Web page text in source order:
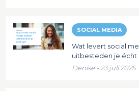
SOCIAL MEDIA
Wat levert social
uitbesteden je écht
Denise - 23 juli 2025